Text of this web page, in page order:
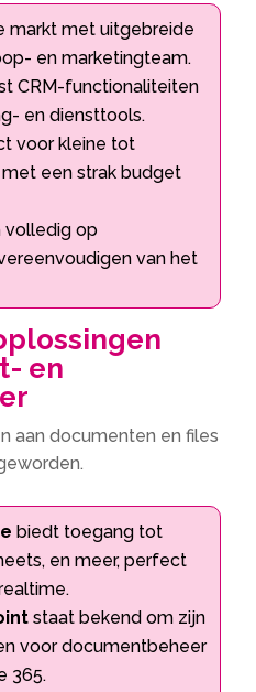
markt met uitgebreide
en marketingteam.
CRM-functionaliteiten
en diensttools.
voor kleine tot
een strak budget
volledig op
van het
en
aan documenten en files
biedt toegang tot
en meer, perfect
staat bekend om zijn
voor documentbeheer
365.